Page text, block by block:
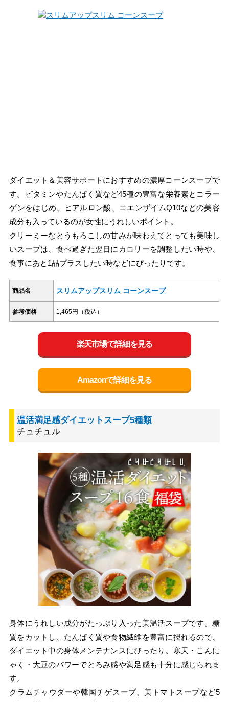
ダイエット＆美容サポートにおすすめの濃厚コーンスープで
す。ビタミンやたんぱく質など45種の豊富な栄養素とコラー
ゲンをはじめ、ヒアルロン酸、コエンザイムQ10などの美容
成分も入っているのが女性にうれしいポイント。
クリーミーなとうもろこしの甘みが味わえてとっても美味し
いスープは、食べ過ぎた翌日にカロリーを調整したい時や、
食事にあと1品プラスしたい時などにぴったりです。
商品名 スリムアップスリム コーンスープ
参考価格 1,465円（税込）
楽天市場で詳細を見る
Amazonで詳細を見る
温活満足感ダイエットスープ5種類
チュチュル
身体にうれしい成分がたっぷり入った美温活スープです。糖
質をカットし、たんぱく質や食物繊維を豊富に摂れるので、
ダイエット中の身体メンテナンスにぴったり。寒天・こんに
ゃく・大豆のパワーでとろみ感や満足感も十分に感じられま
す。
クラムチャウダーや韓国チゲスープ、美トマトスープなど5